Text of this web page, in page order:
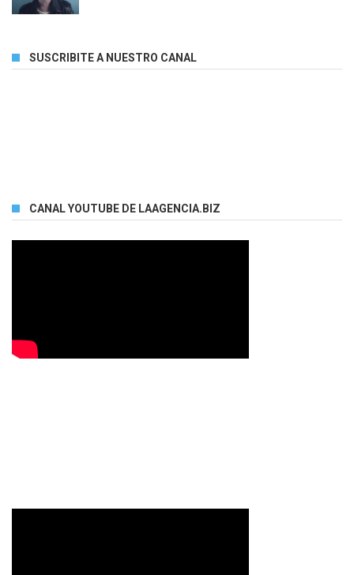
SUSCRIBITE A NUESTRO CANAL
CANAL YOUTUBE DE LAAGENCIA.BIZ